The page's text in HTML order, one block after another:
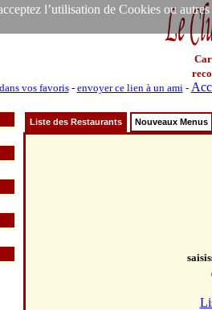
l’utilisation de Cookies ou
vos favoris- envoyer ce lien à un ami-
Liste des Restaurants Nouveaux Menus